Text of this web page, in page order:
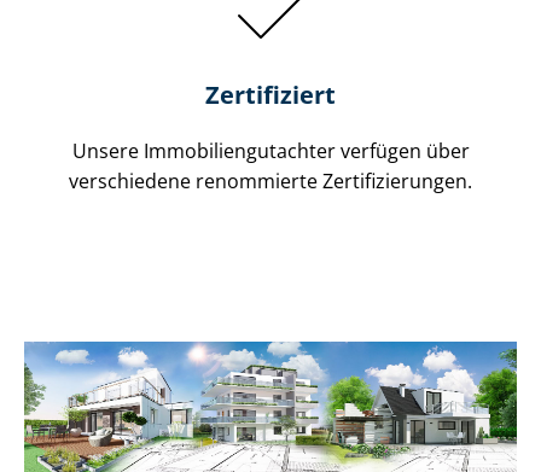
Zertifiziert
Unsere Immobilien­gutachter verfügen über
verschiedene renommierte Zer­ti­fi­zie­run­gen.